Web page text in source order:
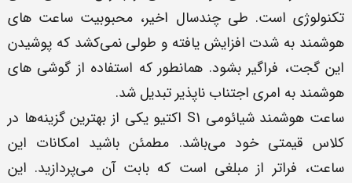
تکنولوژی است. طی چندسال اخیر، محبوبیت ساعت های
هوشمند به شدت افزایش یافته و طولی نمی‌کشد که پوشیدن
این گجت، فراگیر بشود. همانطور که استفاده از گوشی های
هوشمند به امری اجتناب ناپذیر تبدیل شد.
ساعت هوشمند شیائومی S1 اکتیو یکی از بهترین گزینه‌ها در
کلاس قیمتی خود می‌باشد. مطمئن باشید امکانات این
ساعت، فراتر از مبلغی است که بابت آن می‌پردازید. این